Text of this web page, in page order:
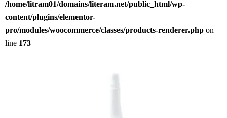
/home/litram01/domains/literam.net/public_html/wp-
content/plugins/elementor-
pro/modules/woocommerce/classes/products-renderer.php on
line 173